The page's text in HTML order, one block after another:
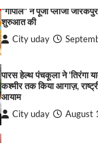
“वोकल फॉर लोकल” से “लोकल
का बढ़ता कदम, 12 से 15
भव्य भारत व्यापार महोत्सव : हरीश
City uday August
सोलर एनर्जी वेंडर्स एसोसिएशन
परियोजनाओं की बाधाओं को दूर
और एमएनआरई के उच्च
“गोपाल” ने पूजा प्लाजा
शुरुआत की
City uday
पारस हेल्थ पंचकूला ने ‘तिरंगा
कश्मीर तक किया आगाज़,
आयाम
City uday August